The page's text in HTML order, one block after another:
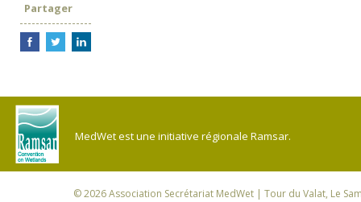
Partager
MedWet est une initiative régionale Ramsar.
© 2026Association Secrétariat MedWet | Tour du Valat, Le